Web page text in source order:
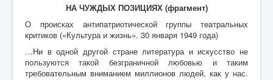
Старо-Улановичское кладбище
Местечко Колышки, старинное еврейское
кладбище
НА ЧУЖДЫХ ПОЗИЦИЯХ (фрагмент)
О происках антипатриотической группы театральных
критиков («Культура и жизнь». 30 января 1949 года)
…Ни в одной другой стране литература и искусство не
пользуются такой безграничной любовью и таким
требовательным вниманием миллионов людей, как у нас.